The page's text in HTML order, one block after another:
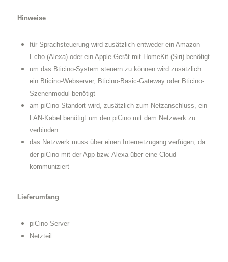
Hinweise
für Sprachsteuerung wird zusätzlich entweder ein Amazon
Echo (Alexa) oder ein Apple-Gerät mit HomeKit (Siri) benötigt
um das Bticino-System steuern zu können wird zusätzlich
ein Bticino-Webserver, Bticino-Basic-Gateway oder Bticino-
Szenenmodul benötigt
am piCino-Standort wird, zusätzlich zum Netzanschluss, ein
LAN-Kabel benötigt um den piCino mit dem Netzwerk zu
verbinden
das Netzwerk muss über einen Internetzugang verfügen, da
der piCino mit der App bzw. Alexa über eine Cloud
kommuniziert
Lieferumfang
piCino-Server
Netzteil